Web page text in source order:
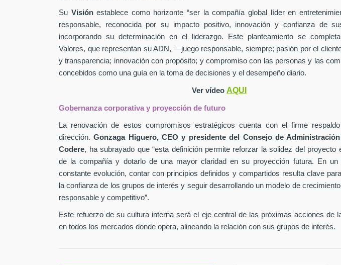
Su Visiónestablece como horizonte “ser la compañía global líder en
responsable, reconocida por su impacto positivo, innovación y confianza de
incorporando su determinación en el liderazgo. Este planteamiento se
Valores, que representan su ADN, —juego responsable, siempre; pasión por el
y transparencia; innovación con propósito; y compromiso con las personas y las
concebidos como una guía en la toma de decisiones y el desempeño diario.
Ver vídeo AQUI
Gobernanza corporativa y proyección de futuro
La renovación de estos compromisos estratégicos cuenta con el firme
dirección.Gonzaga Higuero, CEO y presidente del Consejo de
Codere, ha subrayado que “esta definición permite reforzar la solidez del proyecto
de la compañía y dotarlo de una mayor claridad en su proyección futura. En un
constante evolución, contar con principios definidos y compartidos resulta clave
la confianza de los grupos de interés y seguir desarrollando un modelo de
responsable y competitivo”.
Este refuerzo de su cultura interna será el eje central de las próximas acciones de
en todos los mercados donde opera, alineando la relación con sus grupos de interés.